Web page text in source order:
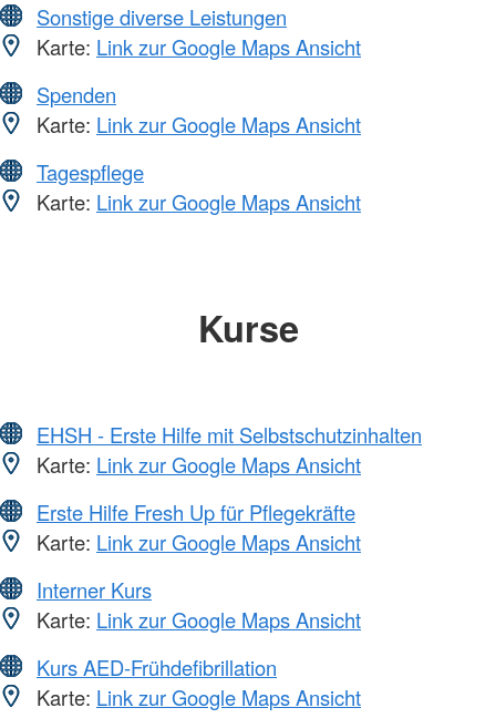
Sonstige diverse Leistungen
Karte: Link zur Google Maps Ansicht
Spenden
Karte: Link zur Google Maps Ansicht
Tagespflege
Karte: Link zur Google Maps Ansicht
Kurse
EHSH - Erste Hilfe mit Selbstschutzinhalten
Karte: Link zur Google Maps Ansicht
Erste Hilfe Fresh Up für Pflegekräfte
Karte: Link zur Google Maps Ansicht
Interner Kurs
Karte: Link zur Google Maps Ansicht
Kurs AED-Frühdefibrillation
Karte: Link zur Google Maps Ansicht